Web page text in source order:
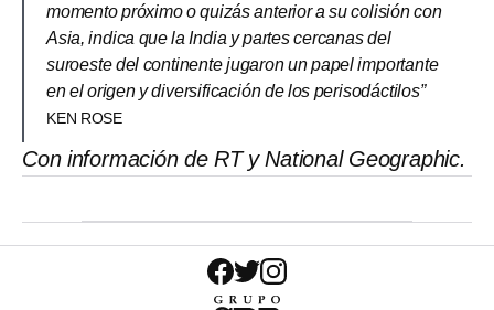
momento próximo o quizás anterior a su colisión con
Asia, indica que la India y partes cercanas del
suroeste del continente jugaron un papel importante
en el origen y diversificación de los perisodáctilos”
KEN ROSE
Con información de RT y National Geographic.